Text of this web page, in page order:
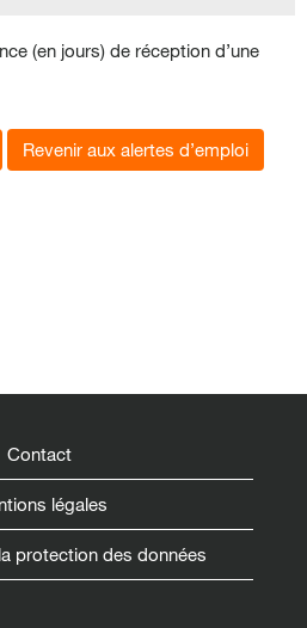
(en jours) de réception d’une
Revenir aux alertes d’emploi
Contact
légales
protection des données